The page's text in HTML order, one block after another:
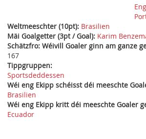
Weltmeeschter (10pt): Brasilien
Mäi Goalgetter (3pt / Goal): Karim
Schätzfro: Wéivill Goaler ginn am ganze
167
Tippgruppen:
Sportsdeddessen
Wéi eng Ekipp schéisst déi meeschte
Brasilien
Wéi eng Ekipp kritt déi meeschte Goaler
Ecuador